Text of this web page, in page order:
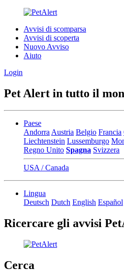
Avvisi di scomparsa
Avvisi di scoperta
Nuovo Avviso
Aiuto
Login
Pet Alert in tutto il
Paese
Andorra Austria Belgio Francia
Liechtenstein Lussemburgo
Regno Unito Spagna Svizzera
USA / Canada
Lingua
Deutsch Dutch English Español
Ricercare gli avvisi
Cerca